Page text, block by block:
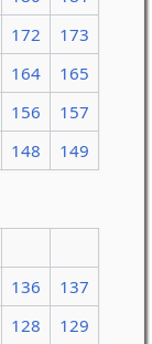
172
173
164
165
156
157
148 149
136
137
128
129